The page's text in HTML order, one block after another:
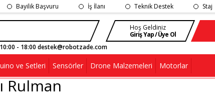
Bayilik Başvuru İş İlanı Teknik Destek Staj
Hoş Geldiniz
Giriş Yap / Üye Ol
10:00 - 18:00 destek@robotzade.com
ve Setleri Sensörler Drone Malzemeleri Motorlar
Rulman